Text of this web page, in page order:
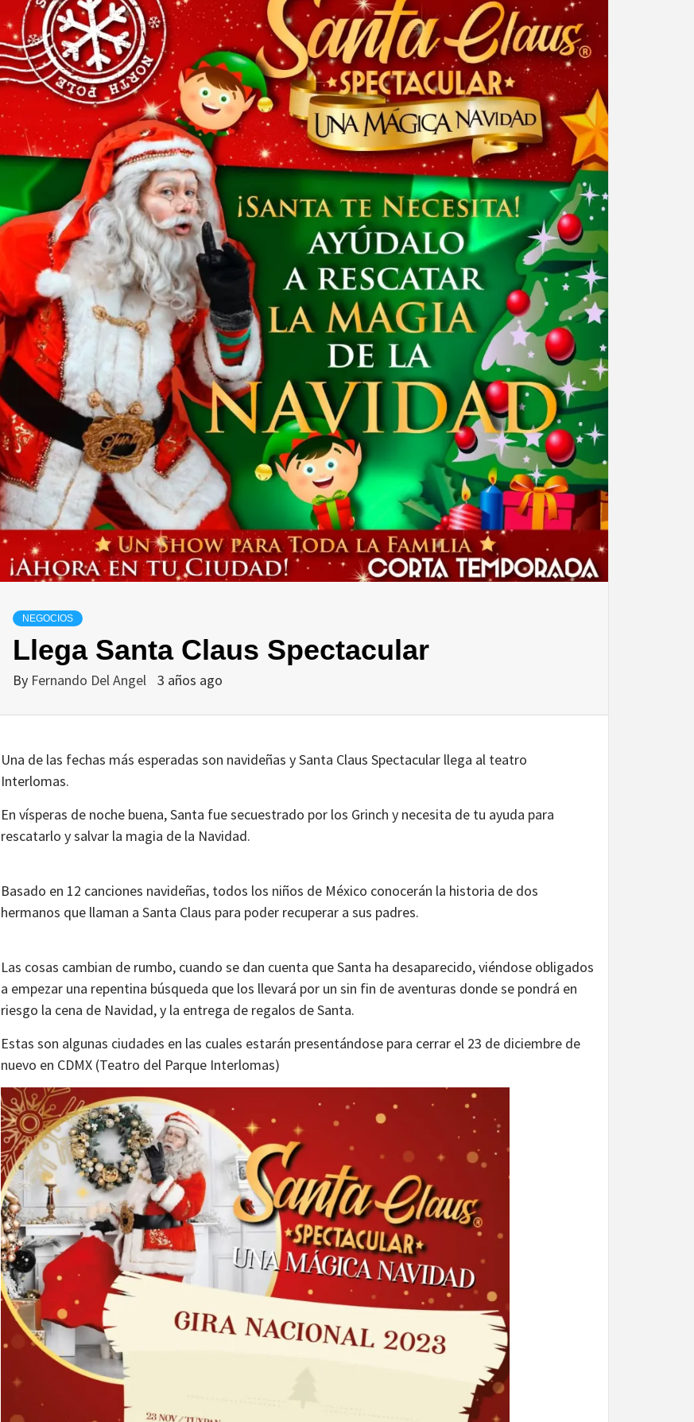
NEGOCIOS
Llega Santa Claus Spectacular
By Fernando Del Angel 3 años ago
Una de las fechas más esperadas son navideñas y Santa Claus Spectacular llega al teatro
Interlomas.
En vísperas de noche buena, Santa fue secuestrado por los Grinch y necesita de tu ayuda para
rescatarlo y salvar la magia de la Navidad.
Basado en 12 canciones navideñas, todos los niños de México conocerán la historia de dos
hermanos que llaman a Santa Claus para poder recuperar a sus padres.
Las cosas cambian de rumbo, cuando se dan cuenta que Santa ha desaparecido, viéndose obligados
a empezar una repentina búsqueda que los llevará por un sin fin de aventuras donde se pondrá en
riesgo la cena de Navidad, y la entrega de regalos de Santa.
Estas son algunas ciudades en las cuales estarán presentándose para cerrar el 23 de diciembre de
nuevo en CDMX (Teatro del Parque Interlomas)